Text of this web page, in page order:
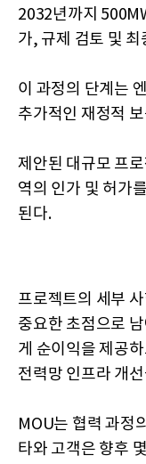
2032년까지
가, 규제 검토 및
이 과정의 단계는
추가적인 재정적
제안된 대규모 프
역의 인가 및 허가
된다.
프로젝트의 세부
중요한 초점으로
게 순이익을 제공
전력망 인프라 개
MOU는 협력 과정
타와 고객은 향후